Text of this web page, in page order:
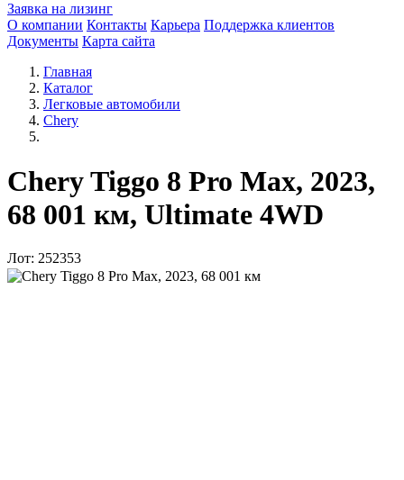
Заявка на лизинг
О компании Контакты Карьера Поддержка клиентов
Документы Карта сайта
Главная
Каталог
Легковые автомобили
Chery
Chery Tiggo 8 Pro Max, 2023,
68 001 км, Ultimate 4WD
Лот: 252353